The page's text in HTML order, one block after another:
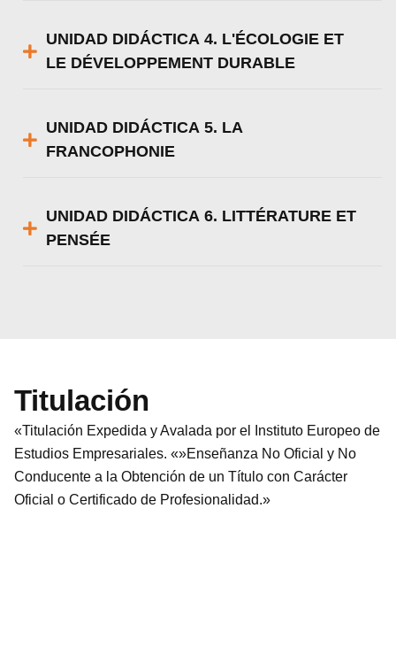
UNIDAD DIDÁCTICA 4. L'ÉCOLOGIE ET
LE DÉVELOPPEMENT DURABLE
UNIDAD DIDÁCTICA 5. LA
FRANCOPHONIE
UNIDAD DIDÁCTICA 6. LITTÉRATURE ET
PENSÉE
Titulación
«Titulación Expedida y Avalada por el Instituto Europeo de
Estudios Empresariales. «»Enseñanza No Oficial y No
Conducente a la Obtención de un Título con Carácter
Oficial o Certificado de Profesionalidad.»